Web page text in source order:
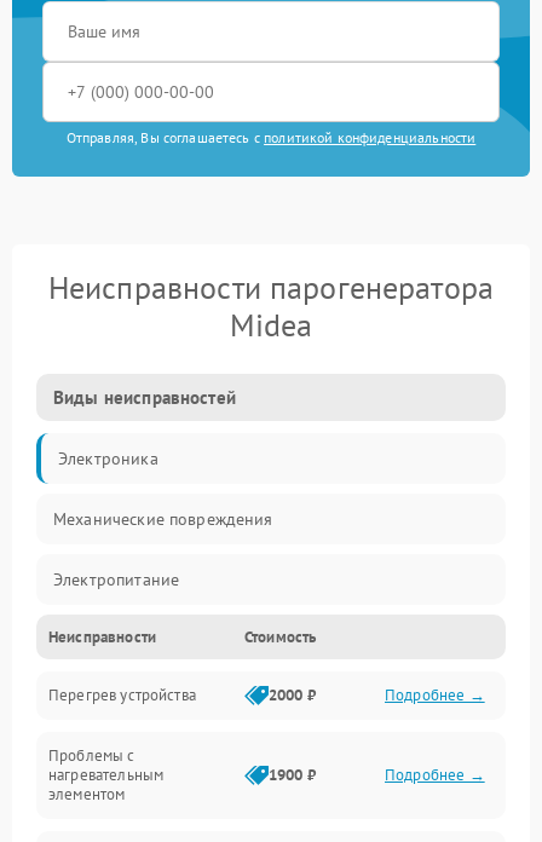
Отправляя, Вы соглашаетесь с политикой конфиденциальности
Неисправности парогенератора
Midea
Виды неисправностей
Электроника
Механические повреждения
Электропитание
Парообразование
Герметичность
Механика
Неисправности Стоимость
Перегрев устройства 2000 ₽ Подробнее →
Проблемы с
нагревательным
элементом
1900 ₽ Подробнее →